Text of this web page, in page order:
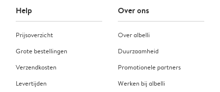
Help
Prijsoverzicht
Grote bestellingen
Verzendkosten
Levertijden
Over ons
Over albelli
Duurzaamheid
Promotionele partners
Werken bij albelli